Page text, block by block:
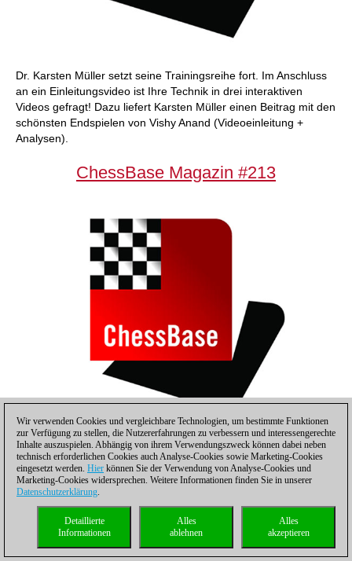
Dr. Karsten Müller setzt seine Trainingsreihe fort. Im Anschluss
an ein Einleitungsvideo ist Ihre Technik in drei interaktiven
Videos gefragt! Dazu liefert Karsten Müller einen Beitrag mit den
schönsten Endspielen von Vishy Anand (Videoeinleitung +
Analysen).
ChessBase Magazin #213
Jetzt imChessBase Shop bestellen!
ChessBase Magazin Probe-Abonnement
mit 33%-Sparvorteil und Dankeschön-
Prämie! *
Bestellen Sie jetzt dasChessBase Magazin-Testpaket! Lesen
Wir verwenden Cookies und vergleichbare Technologien, um bestimmte Funktionen
zur Verfügung zu stellen, die Nutzererfahrungen zu verbessern und interessengerechte
Inhalte auszuspielen. Abhängig von ihrem Verwendungszweck können dabei neben
technisch erforderlichen Cookies auch Analyse-Cookies sowie Marketing-Cookies
eingesetzt werden. Hier können Sie der Verwendung von Analyse-Cookies und
Marketing-Cookies widersprechen. Weitere Informationen finden Sie in unserer
Datenschutzerklärung.
Alles
akzeptieren
Alles
ablehnen
Detaillierte
Informationen